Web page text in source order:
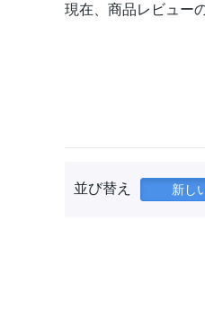
現在、商品レビュー
並び替え 新し